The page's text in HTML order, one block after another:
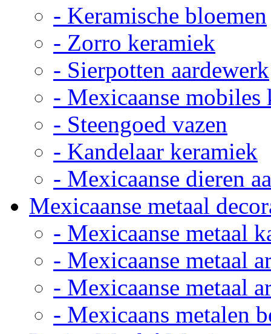
- Keramische bloemen
- Zorro keramiek
- Sierpotten aardewerk
- Mexicaanse mobiles
- Steengoed vazen
- Kandelaar keramiek
- Mexicaanse dieren
Mexicaanse metaal
- Mexicaanse metaal
- Mexicaanse metaal
- Mexicaanse metaal
- Mexicaans metalen